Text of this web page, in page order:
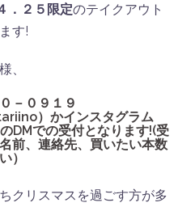
．２５限定のテイクアウト
す!
、
－０９１９
）かインスタグラム
DMでの受付となります!(受
前、連絡先、買いたい本数
）
クリスマスを過ごす方が多